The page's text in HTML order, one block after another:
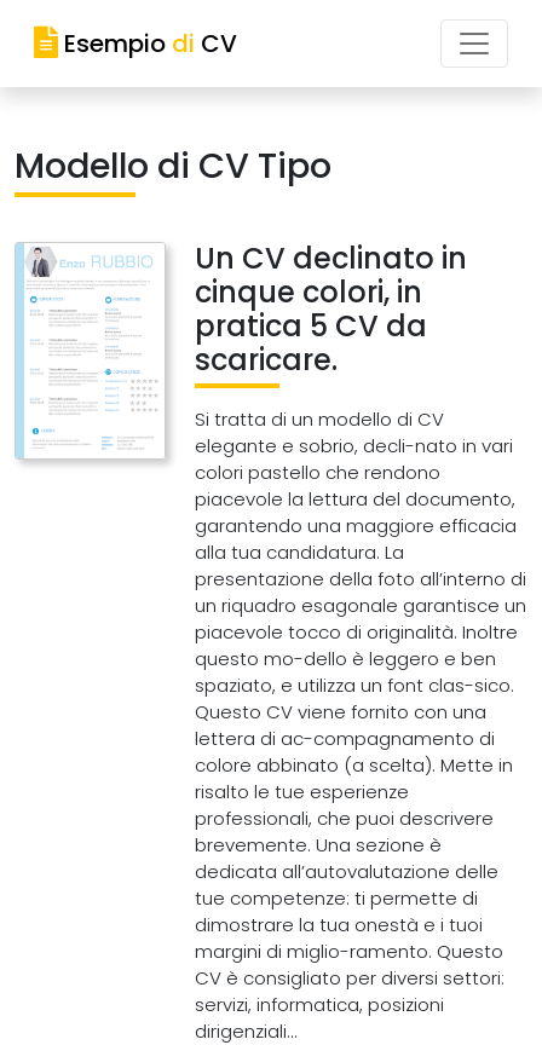
Esempio di CV
Modello di CV Tipo
Un CV declinato in
cinque colori, in
pratica 5 CV da
scaricare.
Si tratta di un modello di CV
elegante e sobrio, decli-nato in vari
colori pastello che rendono
piacevole la lettura del documento,
garantendo una maggiore efficacia
alla tua candidatura. La
presentazione della foto all’interno di
un riquadro esagonale garantisce un
piacevole tocco di originalità. Inoltre
questo mo-dello è leggero e ben
spaziato, e utilizza un font clas-sico.
Questo CV viene fornito con una
lettera di ac-compagnamento di
colore abbinato (a scelta). Mette in
risalto le tue esperienze
professionali, che puoi descrivere
brevemente. Una sezione è
dedicata all’autovalutazione delle
tue competenze: ti permette di
dimostrare la tua onestà e i tuoi
margini di miglio-ramento. Questo
CV è consigliato per diversi settori:
servizi, informatica, posizioni
dirigenziali...